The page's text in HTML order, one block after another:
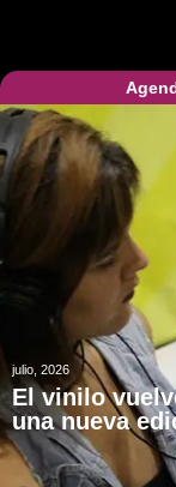
julio, 2026
El vinilo
una nueva